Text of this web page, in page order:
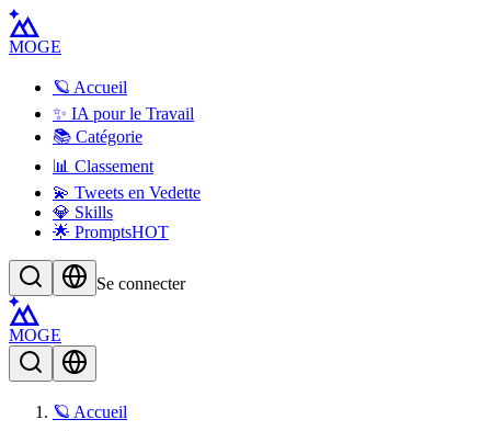
MOGE
🪐 Accueil
✨ IA pour le Travail
📚 Catégorie
📊 Classement
💫 Tweets en Vedette
💎 Skills
🌟 PromptsHOT
Se connecter
MOGE
🪐 Accueil